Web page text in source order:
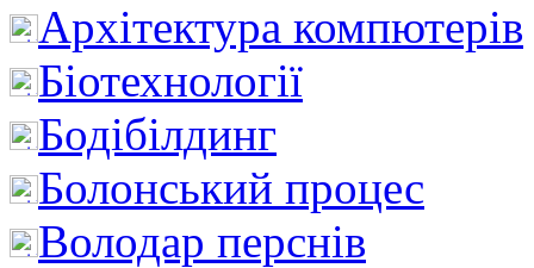
Архітектура компютерів
Біотехнології
Бодібілдинг
Болонський процес
Володар перснів